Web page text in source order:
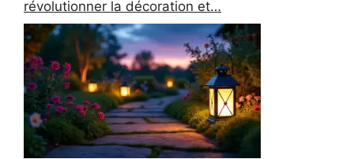
révolutionner la décoration et…